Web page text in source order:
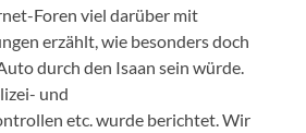
Foren viel darüber mit
erzählt, wie besonders doch
durch den Isaan sein würde.
und
etc. wurde berichtet. Wir